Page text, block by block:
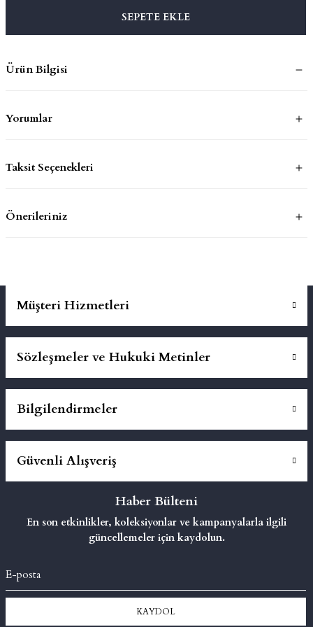
SEPETE EKLE
Ürün Bilgisi
Yorumlar
Taksit Seçenekleri
Önerileriniz
Müşteri Hizmetleri
Sözleşmeler ve Hukuki Metinler
Bilgilendirmeler
Güvenli Alışveriş
Haber Bülteni
En son etkinlikler, koleksiyonlar ve kampanyalarla ilgili
güncellemeler için kaydolun.
KAYDOL